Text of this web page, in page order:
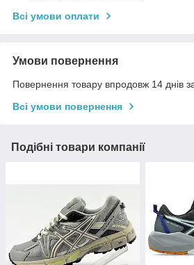
Всі умови оплати
Умови повернення
Повернення товару впродовж 14 днів
Всі умови повернення
Подібні товари компанії